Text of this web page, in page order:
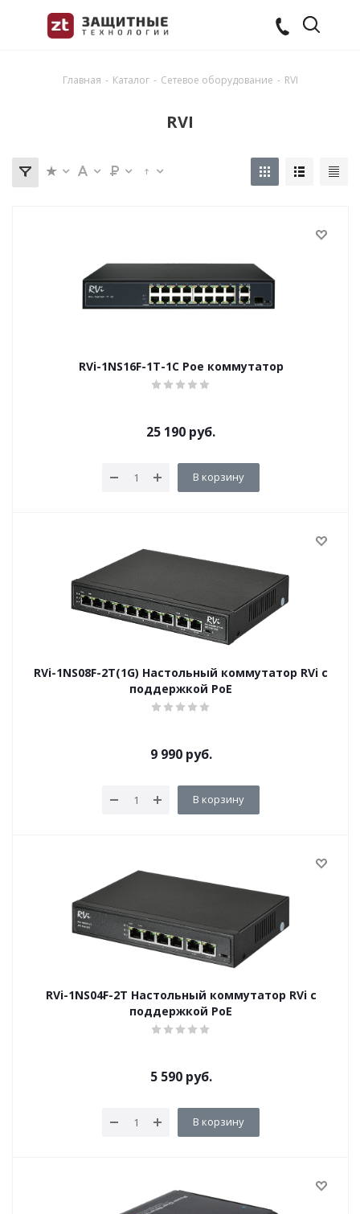
Главная - Каталог - Сетевое оборудование - RVI
RVI
RVi-1NS16F-1T-1C Poe коммутатор
25 190 руб.
В корзину
RVi-1NS08F-2T(1G) Настольный коммутатор RVi c
поддержкой PoE
9 990руб.
В корзину
RVi-1NS04F-2T Настольный коммутатор RVi c
поддержкой PoE
5 590руб.
В корзину